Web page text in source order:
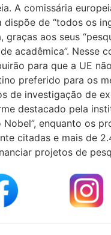
A comissária
dispõe de “todos os
graças aos seus
acadêmica”. Nesse
para que a UE
preferido para os
de investigação de
destacado pela
Nobel”, enquanto os
citadas e mais de
projetos de